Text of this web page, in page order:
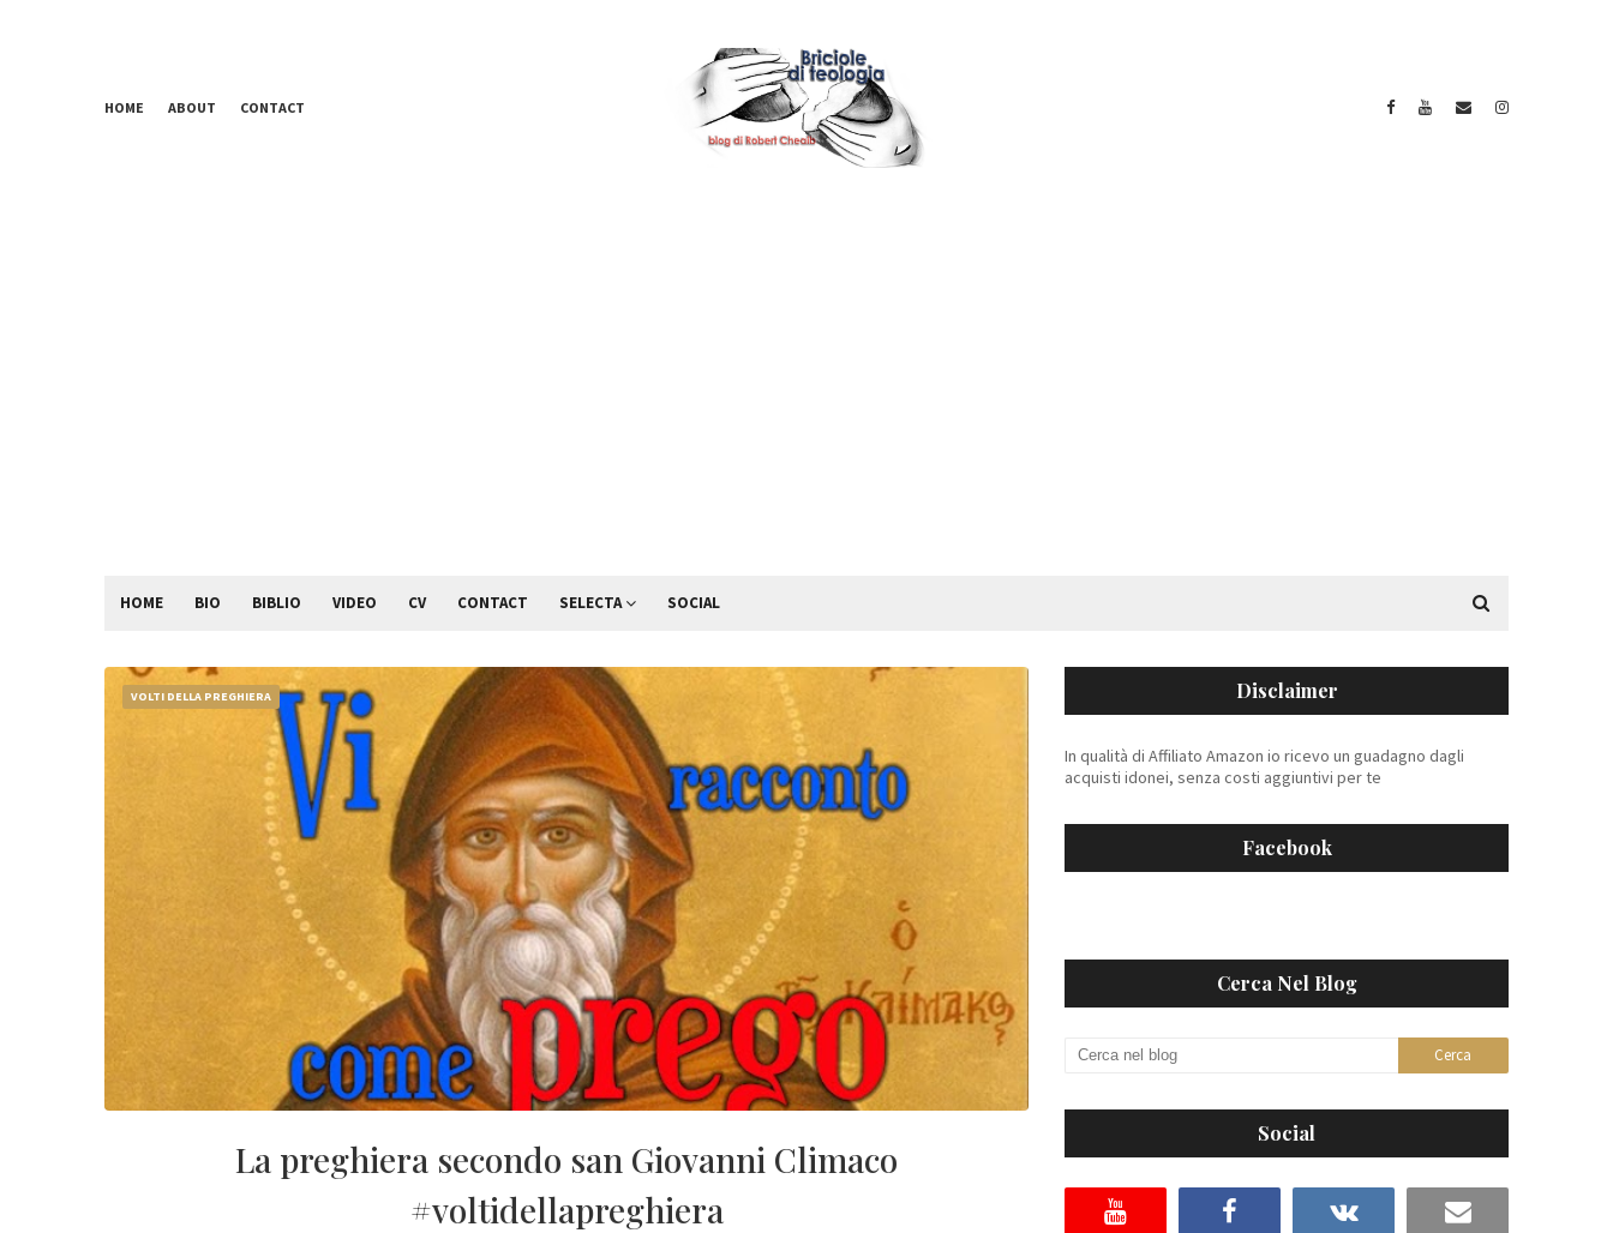
HOME ABOUT CONTACT
HOME BIO BIBLIO VIDEO CV CONTACT SELECTA SOCIAL
VOLTI DELLA PREGHIERA
La preghiera secondo san Giovanni Climaco
#voltidellapreghiera
Disclaimer
In qualità di Affiliato Amazon io ricevo un guadagno dagli
acquisti idonei, senza costi aggiuntivi per te
Facebook
Cerca Nel Blog
Social